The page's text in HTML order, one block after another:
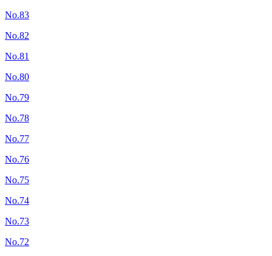
No.83
No.82
No.81
No.80
No.79
No.78
No.77
No.76
No.75
No.74
No.73
No.72